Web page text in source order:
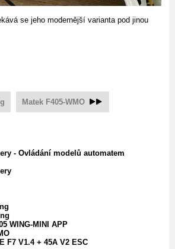
se jeho modernější varianta pod jinou
Matek F405-WMO
- Ovládání modelů automatem
WING-MINI APP
F7 V1.4 + 45A V2 ESC